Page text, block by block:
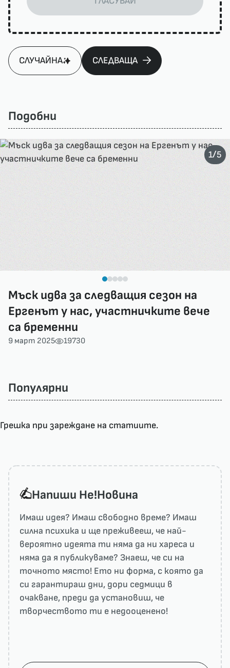
СЛУЧАЙНА СЛЕДВАЩА
Подобни
Мъск идва за следващия сезон на
Ергенът у нас, участничките вече
са бременни
9 март 2025 19730
1/5
Популярни
Грешка при зареждане на статиите.
Напиши He!Новина
Имаш идея? Имаш свободно време? Имаш
силна психика и ще преживееш, че най-
вероятно идеята ти няма да ни харесa и
няма да я публикуваме? Знаеш, че си на
точното място! Ето ни форма, с която да
си гарантираш дни, дори седмици в
очакване, преди да установиш, че
творчеството ти е недооценено!